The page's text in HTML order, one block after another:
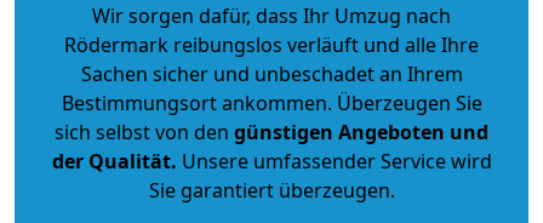
Wir sorgen dafür, dass Ihr Umzug nach
Rödermark reibungslos verläuft und alle Ihre
Sachen sicher und unbeschadet an Ihrem
Bestimmungsort ankommen. Überzeugen Sie
sich selbst von den günstigen Angeboten und
der Qualität. Unsere umfassender Service wird
Sie garantiert überzeugen.